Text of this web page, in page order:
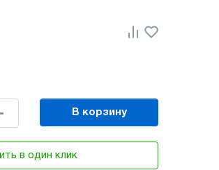
В корзину
в один клик